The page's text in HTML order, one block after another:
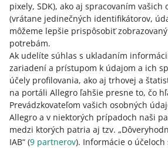
pixely, SDK), ako aj spracovaním vašich
(vrátane jedinečných identifikátorov,
môžeme lepšie prispôsobiť
potrebám.
Ak udelíte súhlas s ukladaním
zariadení a prístupom k údajom a ich
účely profilovania, ako aj trhovej a
na portáli Allegro ľahšie presne to, čo
Prevádzkovateľom vašich osobných
Allegro a v niektorých prípadoch naši
medzi ktorých patria aj tzv.
IAB“ (9 partnerov). Informácie o účeloch
Kupujúci ľahšie nájdu zariadenia so
vzhľadom – napríklad pomocou filtrov.
že u vás nakúpia.
Ako hodnotíte tieto zmeny?
0 - Sklamanie
0 1 2 3 4